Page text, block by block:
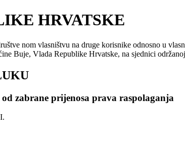
HRVATSKE
nom vlasništvu na druge korisnike odnosno u
Buje, Vlada Republike Hrvatske, na sjednici
zabrane prijenosa prava raspolaganja
I.